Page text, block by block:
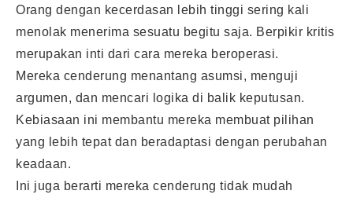
Orang dengan kecerdasan lebih tinggi sering kali
menolak menerima sesuatu begitu saja. Berpikir kritis
merupakan inti dari cara mereka beroperasi.
Mereka cenderung menantang asumsi, menguji
argumen, dan mencari logika di balik keputusan.
Kebiasaan ini membantu mereka membuat pilihan
yang lebih tepat dan beradaptasi dengan perubahan
keadaan.
Ini juga berarti mereka cenderung tidak mudah